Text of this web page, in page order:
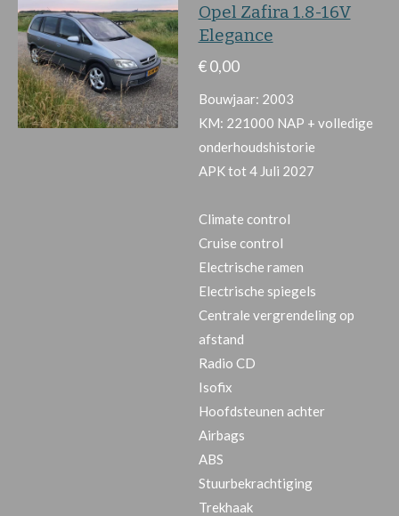
Opel Zafira 1.8-16V
Elegance
€ 0,00
Bouwjaar: 2003
KM: 221000 NAP + volledige
onderhoudshistorie
APK tot 4 Juli 2027
Climate control
Cruise control
Electrische ramen
Electrische spiegels
Centrale vergrendeling op
afstand
Radio CD
Isofix
Hoofdsteunen achter
Airbags
ABS
Stuurbekrachtiging
Trekhaak